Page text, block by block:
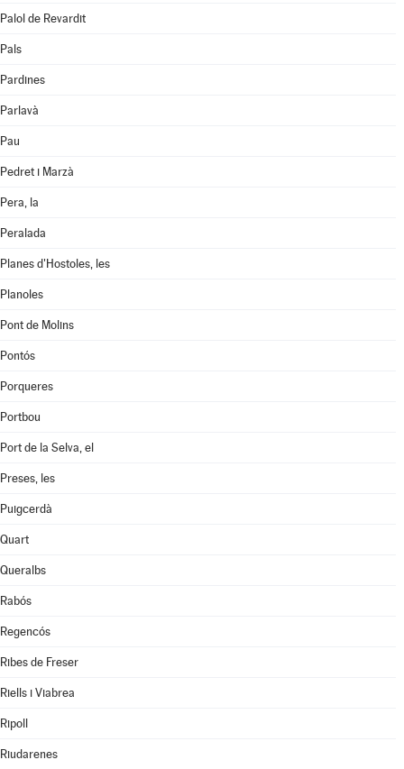
Palol de Revardit
Pals
Pardines
Parlavà
Pau
Pedret i Marzà
Pera, la
Peralada
Planes d'Hostoles, les
Planoles
Pont de Molins
Pontós
Porqueres
Portbou
Port de la Selva, el
Preses, les
Puigcerdà
Quart
Queralbs
Rabós
Regencós
Ribes de Freser
Riells i Viabrea
Ripoll
Riudarenes